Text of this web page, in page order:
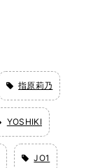
指原莉乃
YOSHIKI
JO1